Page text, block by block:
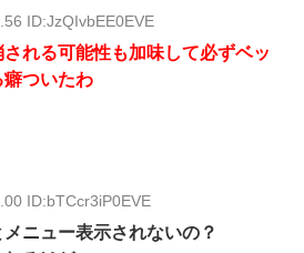
ID:JzQIvbEE0EVE
れる可能性も加味して必ずベッ
癖ついたわ
ID:bTCcr3iP0EVE
ニュー表示されないの？